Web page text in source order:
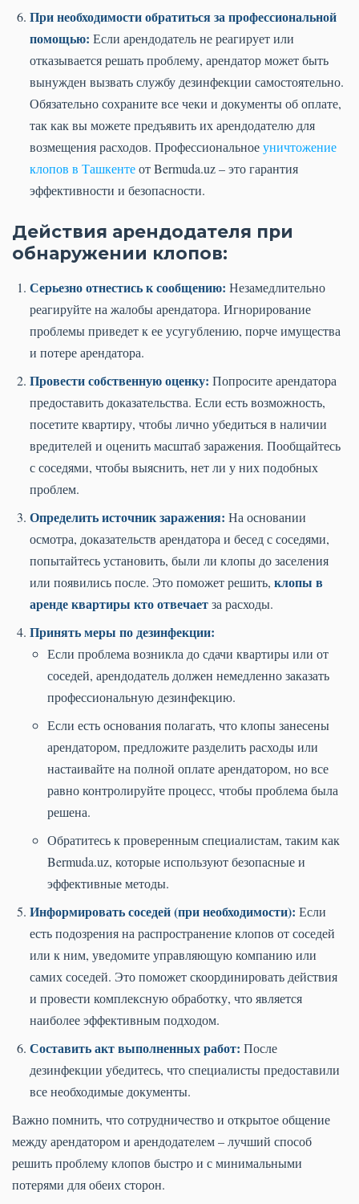
При необходимости обратиться за профессиональной
помощью: Если арендодатель не реагирует или
отказывается решать проблему, арендатор может быть
вынужден вызвать службу дезинфекции самостоятельно.
Обязательно сохраните все чеки и документы об оплате,
так как вы можете предъявить их арендодателю для
возмещения расходов. Профессиональноеуничтожение
клопов в Ташкентеот Bermuda.uz – это гарантия
эффективности и безопасности.
Действия арендодателя при
обнаружении клопов:
Серьезно отнестись к сообщению: Незамедлительно
реагируйте на жалобы арендатора. Игнорирование
проблемы приведет к ее усугублению, порче имущества
и потере арендатора.
Провести собственную оценку: Попросите арендатора
предоставить доказательства. Если есть возможность,
посетите квартиру, чтобы лично убедиться в наличии
вредителей и оценить масштаб заражения. Пообщайтесь
с соседями, чтобы выяснить, нет ли у них подобных
проблем.
Определить источник заражения: На основании
осмотра, доказательств арендатора и бесед с соседями,
попытайтесь установить, были ли клопы до заселения
или появились после. Это поможет решить, клопы в
аренде квартиры кто отвечаетза расходы.
Принять меры по дезинфекции:
Если проблема возникла до сдачи квартиры или от
соседей, арендодатель должен немедленно заказать
профессиональную дезинфекцию.
Если есть основания полагать, что клопы занесены
арендатором, предложите разделить расходы или
настаивайте на полной оплате арендатором, но все
равно контролируйте процесс, чтобы проблема была
решена.
Обратитесь к проверенным специалистам, таким как
Bermuda.uz, которые используют безопасные и
эффективные методы.
Информировать соседей (при необходимости): Если
есть подозрения на распространение клопов от соседей
или к ним, уведомите управляющую компанию или
самих соседей. Это поможет скоординировать действия
и провести комплексную обработку, что является
наиболее эффективным подходом.
Составить акт выполненных работ: После
дезинфекции убедитесь, что специалисты предоставили
все необходимые документы.
Важно помнить, что сотрудничество и открытое общение
между арендатором и арендодателем – лучший способ
решить проблему клопов быстро и с минимальными
потерями для обеих сторон.